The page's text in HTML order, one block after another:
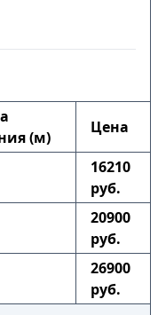
(м)
Цена
16210
руб.
20900
руб.
26900
руб.